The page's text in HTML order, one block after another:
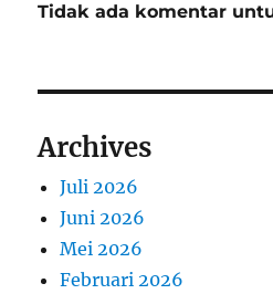
Tidak ada komentar
Archives
Juli 2026
Juni 2026
Mei 2026
Februari 2026